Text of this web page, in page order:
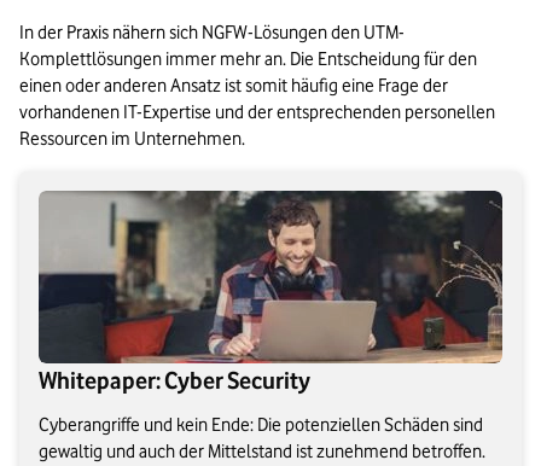
In der Praxis nähern sich NGFW-Lösungen den UTM-
Komplettlösungen immer mehr an. Die Entscheidung für den
einen oder anderen Ansatz ist somit häufig eine Frage der
vorhandenen IT-Expertise und der entsprechenden personellen
Ressourcen im Unternehmen.
Whitepaper: Cyber Security
Cyberangriffe und kein Ende: Die potenziellen Schäden sind
gewaltig und auch der Mittelstand ist zunehmend betroffen.